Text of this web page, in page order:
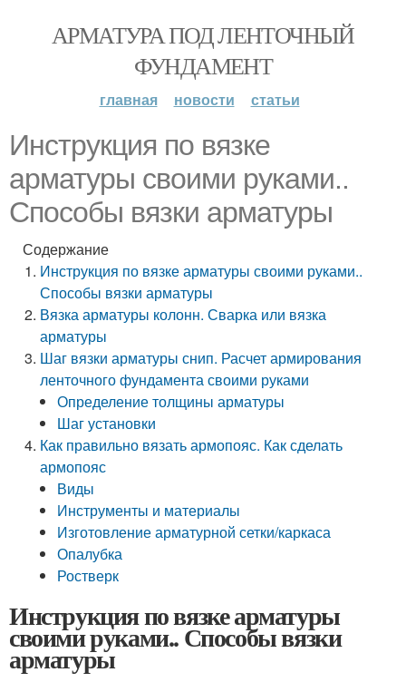
АРМАТУРА ПОД ЛЕНТОЧНЫЙ
ФУНДАМЕНТ
главная новости статьи
Инструкция по вязке
арматуры своими руками..
Способы вязки арматуры
Содержание
Инструкция по вязке арматуры своими руками..
Способы вязки арматуры
Вязка арматуры колонн. Сварка или вязка
арматуры
Шаг вязки арматуры снип. Расчет армирования
ленточного фундамента своими руками
Определение толщины арматуры
Шаг установки
Как правильно вязать армопояс. Как сделать
армопояс
Виды
Инструменты и материалы
Изготовление арматурной сетки/каркаса
Опалубка
Ростверк
Инструкция по вязке арматуры
своими руками.. Способы вязки
арматуры